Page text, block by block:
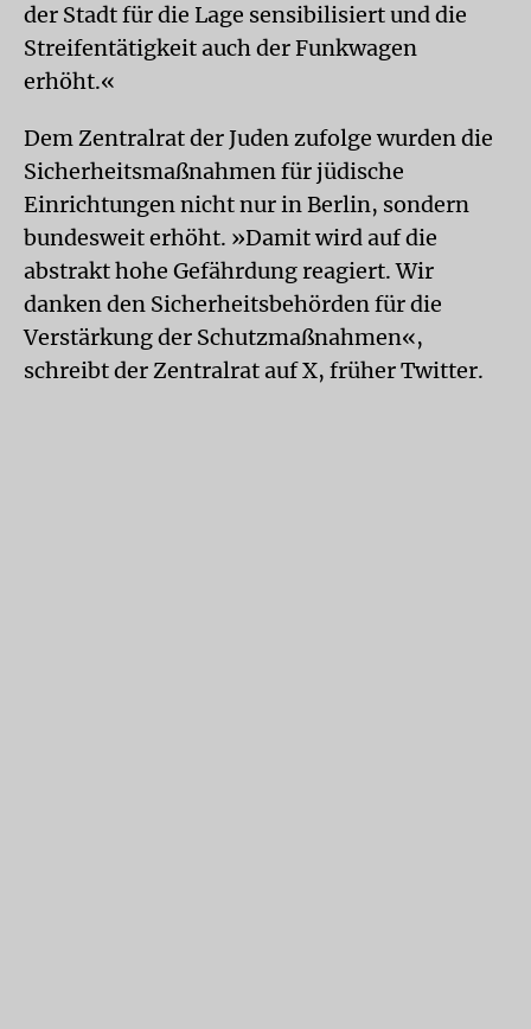
der Stadt für die Lage sensibilisiert und die
Streifentätigkeit auch der Funkwagen
erhöht.«
Dem Zentralrat der Juden zufolge wurden die
Sicherheitsmaßnahmen für jüdische
Einrichtungen nicht nur in Berlin, sondern
bundesweit erhöht. »Damit wird auf die
abstrakt hohe Gefährdung reagiert. Wir
danken den Sicherheitsbehörden für die
Verstärkung der Schutzmaßnahmen«,
schreibt der Zentralrat auf X, früher Twitter.